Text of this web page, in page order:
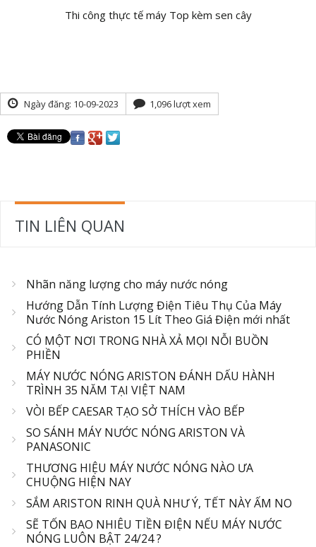
Thi công thực tế máy Top kèm sen cây
Ngày đăng: 10-09-2023 1,096 lượt xem
TIN LIÊN QUAN
Nhãn năng lượng cho máy nước nóng
Hướng Dẫn Tính Lượng Điện Tiêu Thụ Của Máy
Nước Nóng Ariston 15 Lít Theo Giá Điện mới nhất
CÓ MỘT NƠI TRONG NHÀ XẢ MỌI NỖI BUỒN
PHIỀN
MÁY NƯỚC NÓNG ARISTON ĐÁNH DẤU HÀNH
TRÌNH 35 NĂM TẠI VIỆT NAM
VÒI BẾP CAESAR TẠO SỞ THÍCH VÀO BẾP
SO SÁNH MÁY NƯỚC NÓNG ARISTON VÀ
PANASONIC
THƯƠNG HIỆU MÁY NƯỚC NÓNG NÀO ƯA
CHUỘNG HIỆN NAY
SẮM ARISTON RINH QUÀ NHƯ Ý, TẾT NÀY ẤM NO
SẼ TỐN BAO NHIÊU TIỀN ĐIỆN NẾU MÁY NƯỚC
NÓNG LUÔN BẬT 24/24 ?